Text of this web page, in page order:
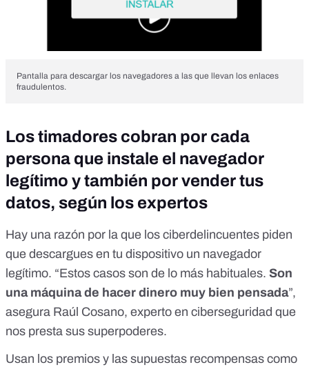
Pantalla para descargar los navegadores a las que llevan los enlaces
fraudulentos.
Los timadores cobran por cada
persona que instale el navegador
legítimo y también por vender tus
datos, según los expertos
Hay una razón por la que los ciberdelincuentes piden
que descargues en tu dispositivo un navegador
legítimo. “Estos casos son de lo más habituales. Son
una máquina de hacer dinero muy bien pensada”,
asegura Raúl Cosano, experto en ciberseguridad que
nos presta sus superpoderes.
Usan los premios y las supuestas recompensas como